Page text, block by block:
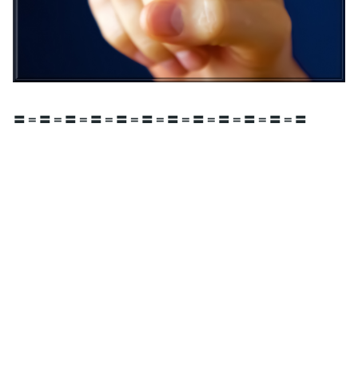
〓＝〓＝〓＝〓＝〓＝〓＝〓＝〓＝〓＝〓＝〓＝〓